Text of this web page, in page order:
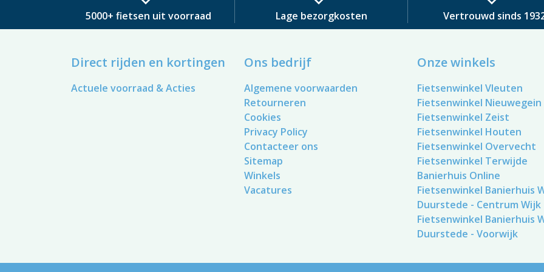
5000+ fietsen uit voorraad Lage bezorgkosten Vertrouwd sinds
Direct rijden en kortingen
Actuele voorraad & Acties
Ons bedrijf
Algemene voorwaarden
Retourneren
Cookies
Privacy Policy
Contacteer ons
Sitemap
Winkels
Vacatures
Onze winkels
Fietsenwinkel Vleuten
Fietsenwinkel Nieuwegein
Fietsenwinkel Zeist
Fietsenwinkel Houten
Fietsenwinkel Overvecht
Fietsenwinkel Terwijde
Banierhuis Online
Fietsenwinkel Banierhuis
Duurstede - Centrum Wijk
Fietsenwinkel Banierhuis
Duurstede - Voorwijk